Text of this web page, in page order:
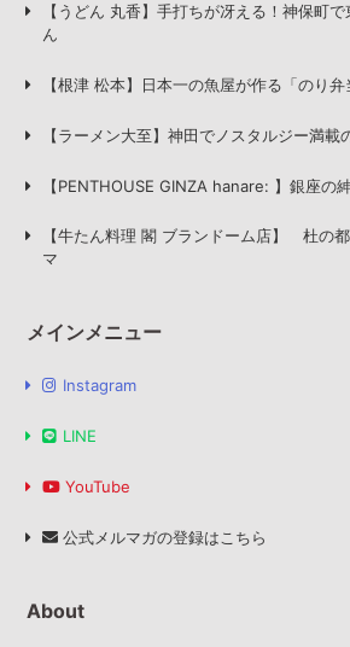
【うどん 丸香】手打ちが冴える！神保町
ん
【根津 松本】日本一の魚屋が作る「のり弁
【ラーメン大至】神田でノスタルジー満載
【PENTHOUSE GINZA hanare: 】銀座の
【牛たん料理 閣 ブランドーム店】 杜の
マ
メインメニュー
Instagram
LINE
YouTube
公式メルマガの登録はこちら
About